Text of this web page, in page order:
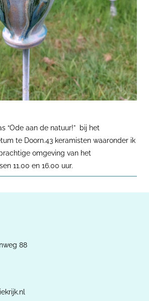
“Ode aan de natuur!” bij het
te Doorn.43 keramisten waaronder ik
omgeving van het
11.00 en 16.00 uur.
88